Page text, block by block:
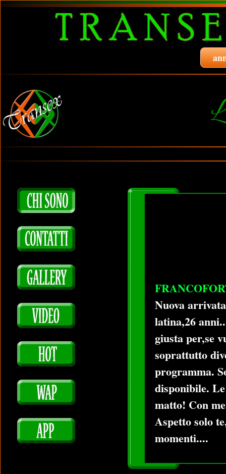
Nuova
latina,26
giusta per,se
soprattutto
programma.
disponibile.
matto! Con
Aspetto solo
momenti....